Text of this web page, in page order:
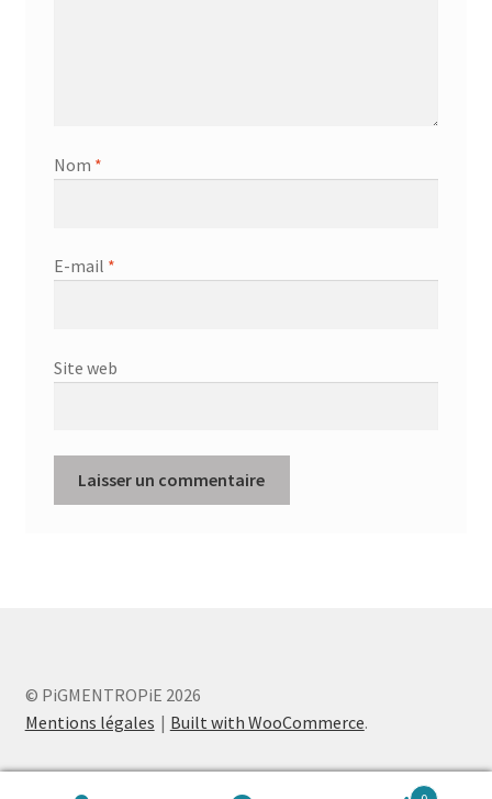
Nom *
E-mail *
Site web
© PiGMENTROPiE 2026
Mentions légales
Built with WooCommerce.